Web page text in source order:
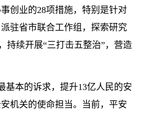
创业的28项措施，特别是针对
驻省市联合工作组，探索研究
持续开展“三打击五整治”，营造
基本的诉求，提升13亿人民的安
机关的使命担当。当前，平安